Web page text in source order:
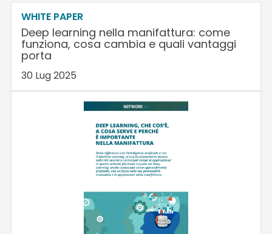
WHITE PAPER
Deep learning nella manifattura: come
funziona, cosa cambia e quali vantaggi
porta
30 Lug 2025